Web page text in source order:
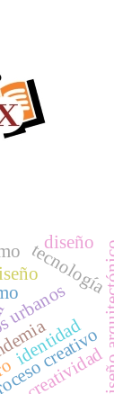
creatividad
creativo
identidad
tecnología
diseño